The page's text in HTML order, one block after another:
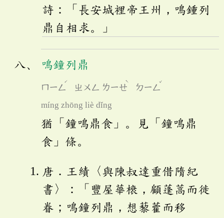
詩：「長安城裡帝王州，鳴鍾列
鼎自相求。」
鳴鐘列鼎
ㄇㄧㄥ
ˊ
ㄓㄨㄥ ㄌㄧㄝ
ˋ
ㄉㄧㄥ
ˇ
míng zhōng liè dǐng
猶「鐘鳴鼎食」。見「鐘鳴鼎
食」條。
唐．王績〈與陳叔達重借隋紀
書〉：「豐屋華榱，顧蓬蒿而徙
眷；鳴鐘列鼎，想藜藿而移